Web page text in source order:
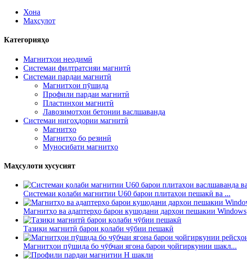
Хона
Маҳсулот
Категорияҳо
Магнитҳои неодимӣ
Системаи филтратсияи магнитӣ
Системаи пардаи магнитӣ
Магнитҳои пӯшида
Профили пардаи магнитӣ
Пластинҳои магнитӣ
Лавозимотҳои бетонии васлшаванда
Системаи нигоҳдории магнитӣ
Магнитҳо
Магнитҳо бо резинӣ
Муносибати магнитҳо
Маҳсулоти хусусият
Системаи қолаби магнитии U60 барои плитаҳои пешакӣ ва ...
Магнитҳо ва адаптерҳо барои кушодани дарҳои пешакии Windows
Тазиқи магнитӣ барои қолаби чӯбии пешакӣ
Магнитҳои пӯшида бо чӯбчаи ягона барои ҷойгиркунии шакл...